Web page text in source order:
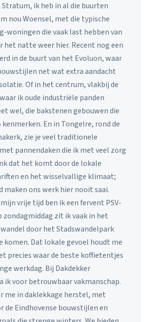
ik heb in al die buurten
nou Woensel, met die typische
woningen die vaak last hebben van
het natte weer hier. Recent nog een
in de buurt van het Evoluon, waar
net wat extra aandacht
Of in het centrum, vlakbij de
ik oude industriële panden
wel, die bakstenen gebouwen die
kenmerken. En in Tongelre, rond de
zie je veel traditionele
pannendaken die ik met veel zorg
dat het komt door de lokale
en het wisselvallige klimaat;
maken ons werk hier nooit saai.
vrije tijd ben ik een fervent PSV-
zondagmiddag zit ik vaak in het
door het Stadswandelpark
komen. Dat lokale gevoel houdt me
precies waar de beste koffietentjes
werkdag. Bij Dakdekker
ik voor betrouwbaar vakmanschap.
me in daklekkage herstel, met
de Eindhovense bouwstijlen en